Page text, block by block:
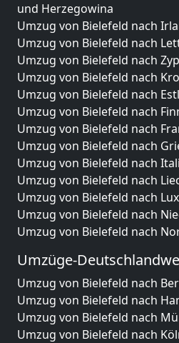
und Herzegowina
Umzug von Bielefeld nach
Umzug von Bielefeld nach
Umzug von Bielefeld nach
Umzug von Bielefeld nach
Umzug von Bielefeld nach
Umzug von Bielefeld nach
Umzug von Bielefeld nach
Umzug von Bielefeld nach
Umzug von Bielefeld nach
Umzug von Bielefeld nach
Umzug von Bielefeld nach
Umzug von Bielefeld nach
Umzug von Bielefeld nach
Umzüge-
Umzug von Bielefeld nach
Umzug von Bielefeld nach
Umzug von Bielefeld nach
Umzug von Bielefeld nach